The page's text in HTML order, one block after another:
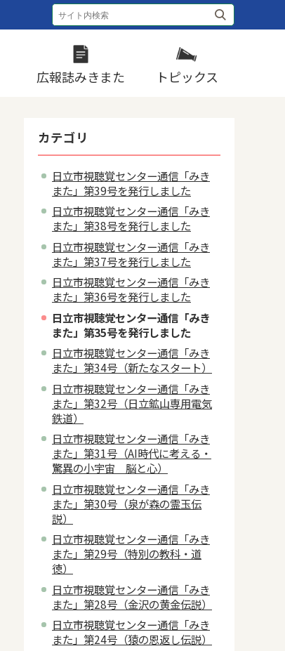
広報誌みきまた トピックス
カテゴリ
日立市視聴覚センター通信「みき
また」第39号を発行しました
日立市視聴覚センター通信「みき
また」第38号を発行しました
日立市視聴覚センター通信「みき
また」第37号を発行しました
日立市視聴覚センター通信「みき
また」第36号を発行しました
日立市視聴覚センター通信「みき
また」第35号を発行しました
日立市視聴覚センター通信「みき
また」第34号（新たなスタート）
日立市視聴覚センター通信「みき
また」第32号（日立鉱山専用電気
鉄道）
日立市視聴覚センター通信「みき
また」第31号（AI時代に考える・
驚異の小宇宙 脳と心）
日立市視聴覚センター通信「みき
また」第30号（泉が森の霊玉伝
説）
日立市視聴覚センター通信「みき
また」第29号（特別の教科・道
徳）
日立市視聴覚センター通信「みき
また」第28号（金沢の黄金伝説）
日立市視聴覚センター通信「みき
また」第24号（猿の恩返し伝説）